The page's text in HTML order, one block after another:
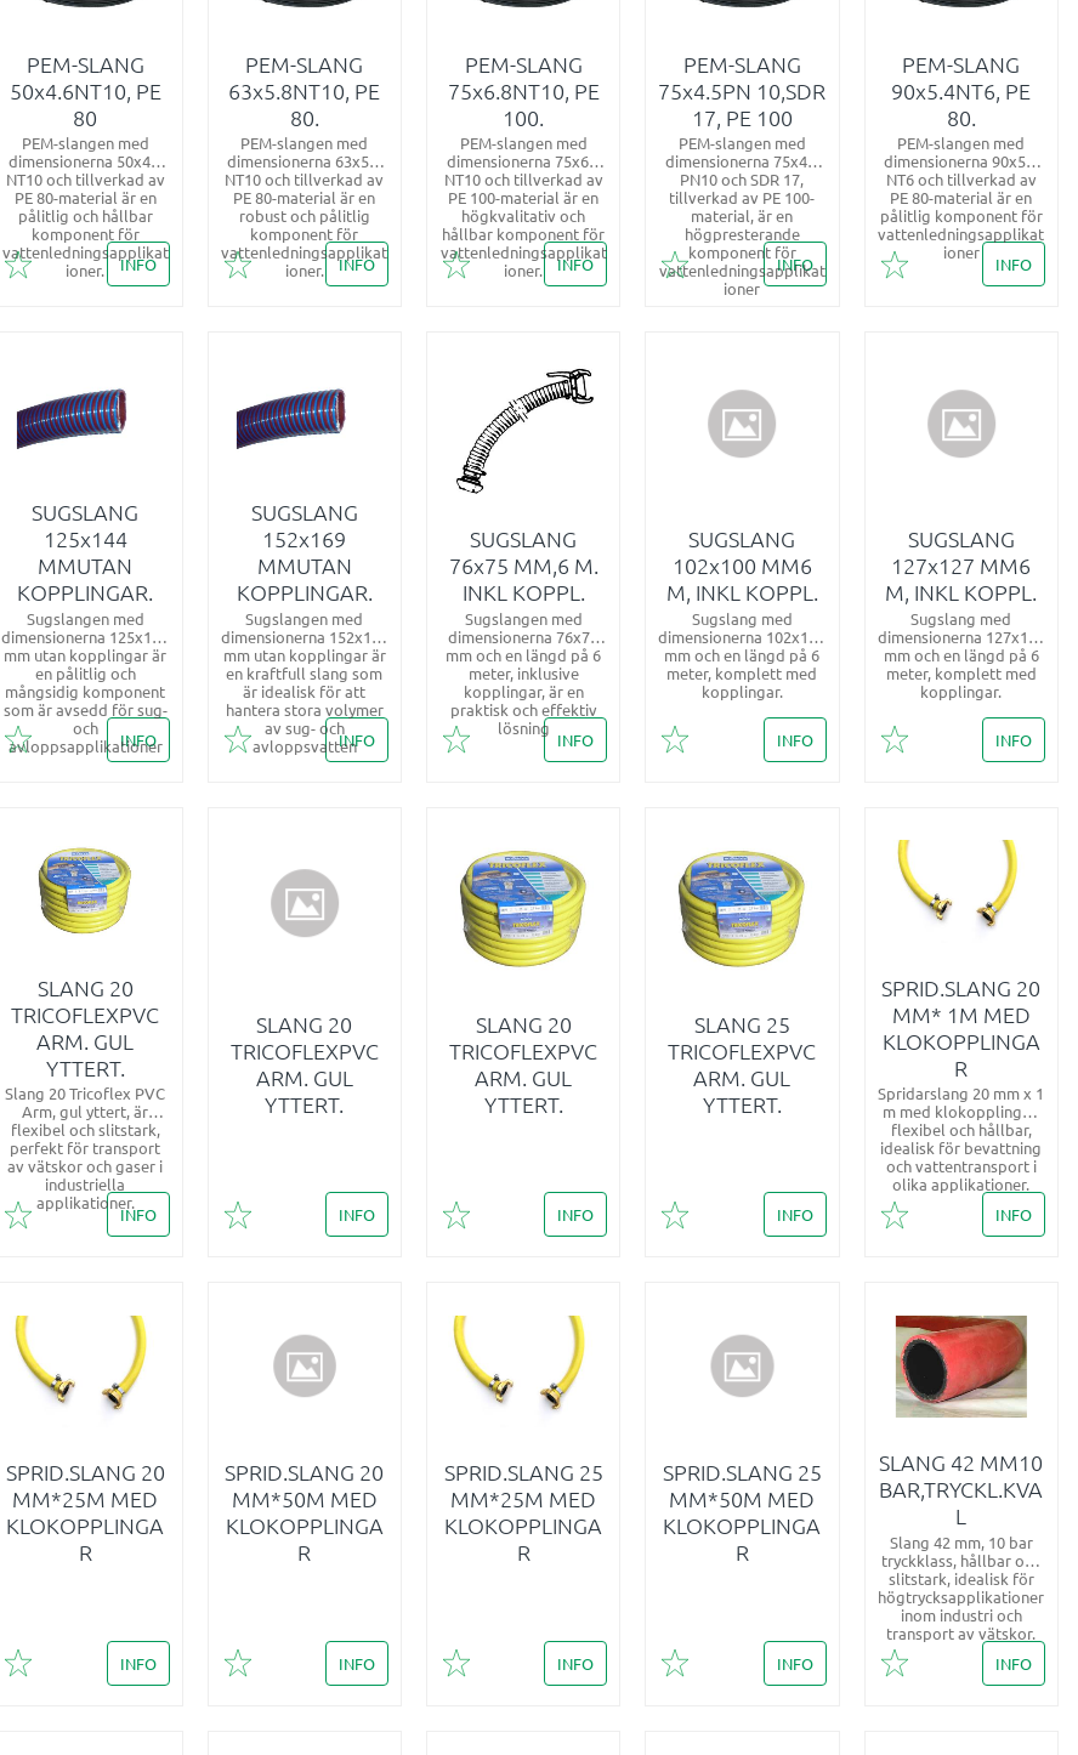
PEM-SLANG
50x4.6NT10, PE
80
PEM-slangen med
dimensionerna 50x4.6
NT10 och tillverkad av
PE 80-material är en
pålitlig och hållbar
komponent för
vattenledningsapplikat
ioner.
Lägg till i favoriter
INFO
PEM-SLANG
63x5.8NT10, PE
80.
PEM-slangen med
dimensionerna 63x5.8
NT10 och tillverkad av
PE 80-material är en
robust och pålitlig
komponent för
vattenledningsapplikat
ioner.
Lägg till i favoriter
INFO
PEM-SLANG
75x6.8NT10, PE
100.
PEM-slangen med
dimensionerna 75x6.8
NT10 och tillverkad av
PE 100-material är en
högkvalitativ och
hållbar komponent för
vattenledningsapplikat
ioner.
Lägg till i favoriter
INFO
PEM-SLANG
75x4.5PN 10,SDR
17, PE 100
PEM-slangen med
dimensionerna 75x4.5
PN10 och SDR 17,
tillverkad av PE 100-
material, är en
högpresterande
komponent för
vattenledningsapplikat
ioner
Lägg till i favoriter
INFO
PEM-SLANG
90x5.4NT6, PE
80.
PEM-slangen med
dimensionerna 90x5.4
NT6 och tillverkad av
PE 80-material är en
pålitlig komponent för
vattenledningsapplikat
ioner
Lägg till i favoriter
INFO
SUGSLANG
125x144
MMUTAN
KOPPLINGAR.
​Sugslangen med
dimensionerna 125x144
mm utan kopplingar är
en pålitlig och
mångsidig komponent
som är avsedd för sug-
och
avloppsapplikationer
Lägg till i favoriter
INFO
SUGSLANG
152x169
MMUTAN
KOPPLINGAR.
Sugslangen med
dimensionerna 152x169
mm utan kopplingar är
en kraftfull slang som
är idealisk för att
hantera stora volymer
av sug- och
avloppsvatten
Lägg till i favoriter
INFO
SUGSLANG
76x75 MM,6 M.
INKL KOPPL.
Sugslangen med
dimensionerna 76x75
mm och en längd på 6
meter, inklusive
kopplingar, är en
praktisk och effektiv
lösning
Lägg till i favoriter
INFO
SUGSLANG
102x100 MM6
M, INKL KOPPL.
​Sugslang med
dimensionerna 102x100
mm och en längd på 6
meter, komplett med
kopplingar.
Lägg till i favoriter
INFO
SUGSLANG
127x127 MM6
M, INKL KOPPL.
Sugslang med
dimensionerna 127x127
mm och en längd på 6
meter, komplett med
kopplingar.
Lägg till i favoriter
INFO
SLANG 20
TRICOFLEXPVC
ARM. GUL
YTTERT.
Slang 20 Tricoflex PVC
Arm, gul yttert, är
flexibel och slitstark,
perfekt för transport
av vätskor och gaser i
industriella
applikationer.
Lägg till i favoriter
INFO
SLANG 20
TRICOFLEXPVC
ARM. GUL
YTTERT.
Lägg till i favoriter
INFO
SLANG 20
TRICOFLEXPVC
ARM. GUL
YTTERT.
Lägg till i favoriter
INFO
SLANG 25
TRICOFLEXPVC
ARM. GUL
YTTERT.
Lägg till i favoriter
INFO
SPRID.SLANG 20
MM* 1M MED
KLOKOPPLINGA
R
Spridarslang 20 mm x 1
m med klokopplingar,
flexibel och hållbar,
idealisk för bevattning
och vattentransport i
olika applikationer.
Lägg till i favoriter
INFO
SPRID.SLANG 20
MM*25M MED
KLOKOPPLINGA
R
Lägg till i favoriter
INFO
SPRID.SLANG 20
MM*50M MED
KLOKOPPLINGA
R
Lägg till i favoriter
INFO
SPRID.SLANG 25
MM*25M MED
KLOKOPPLINGA
R
Lägg till i favoriter
INFO
SPRID.SLANG 25
MM*50M MED
KLOKOPPLINGA
R
Lägg till i favoriter
INFO
SLANG 42 MM10
BAR,TRYCKL.KVA
L
Slang 42 mm, 10 bar
tryckklass, hållbar och
slitstark, idealisk för
högtrycksapplikationer
inom industri och
transport av vätskor.
Lägg till i favoriter
INFO